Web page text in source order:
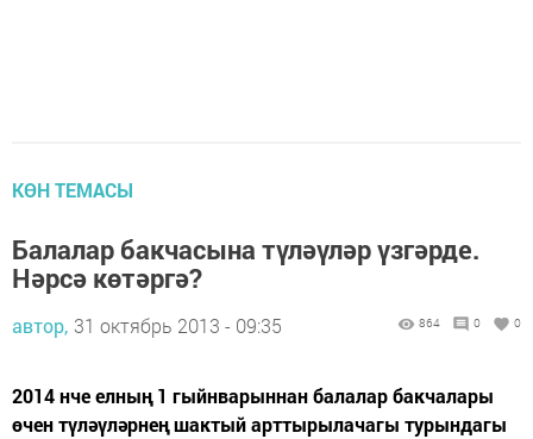
КӨН ТЕМАСЫ
Балалар бакчасына түләүләр үзгәрде.
Нәрсә көтәргә?
автор, 31 октябрь 2013 - 09:35 864 0 0
2014 нче елның 1 гыйнварыннан балалар бакчалары
өчен түләүләрнең шактый арттырылачагы турындагы